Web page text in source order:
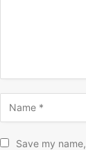
Save my